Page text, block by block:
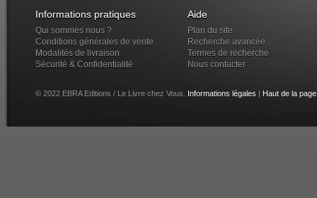
Informations pratiques
Qui sommes nous ?
Conditions générales de vente
Modalités de livraison
Sécurité & Confidentialité
Aide
Plan du site
Recherche avancée
Termes de recherche
Nous contacter
© 2022 EBRA Editions / Le Livre chez Vous. Informations légales Haut de la page